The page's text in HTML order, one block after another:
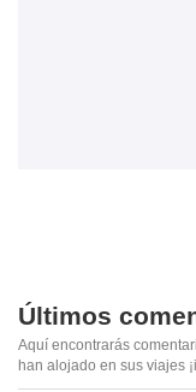
Últimos
Aquí encontrarás
han alojado en sus viajes